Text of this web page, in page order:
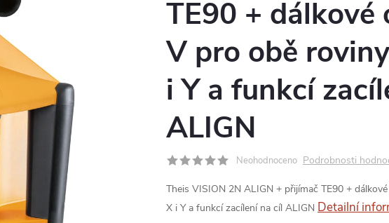
TE90 + dálkové
V pro obě
i Y a funkcí
ALIGN
Neohodnoceno Podrobnosti
Theis VISION 2N ALIGN + přijímač TE90 +
X i Y a funkcí zacílení na cíl ALIGN Detailní